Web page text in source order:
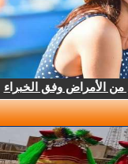
الأمراض وفق الخبراء